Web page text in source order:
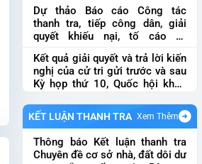
báo giá phục vụ lập báo cáo
nghiên cứu khả thi dự án "Xây
dựng Nền tảng dữ liệ...
Dự thảo Báo cáo Công tác
thanh tra, tiếp công dân, giải
quyết khiếu nại, tố cáo và
phí, tiêu cực 6 tháng đầu năm
2026Dự thảo Báo cáo Công tác
thanh tra, tiếp công dân, giải
Kết quả giải quyết và trả lời kiến
nghị của cử tri gửi trước và sau
Kỳ họp thứ 10, Quốc hội khóa
kiến nghị của cử tri gửi trước và
sau Kỳ họp thứ 10, Quố...
KẾT LUẬN THANH TRA Xem Thêm
Thông báo Kết luận thanh tra
Chuyên đề cơ sở nhà, đất dôi dư